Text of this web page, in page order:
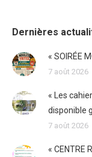
Dernières
« SOIRÉE
7 août 2026
« Les
disponible
7 août 2026
« CENTRE